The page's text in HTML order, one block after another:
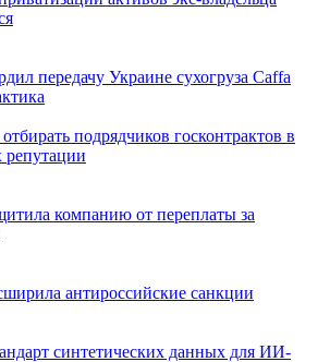
передачу Украине сухогруза Caffa
подрядчиков госконтрактов в
репутации
компанию от переплаты за
антироссийские санкции
синтетических данных для ИИ-